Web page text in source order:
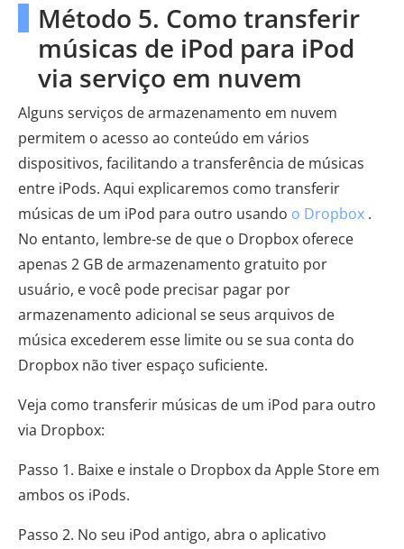
Método 5. Como transferir
músicas de iPod para iPod
via serviço em nuvem
Alguns serviços de armazenamento em nuvem
permitem o acesso ao conteúdo em vários
dispositivos, facilitando a transferência de músicas
entre iPods. Aqui explicaremos como transferir
músicas de um iPod para outro usando o Dropbox .
No entanto, lembre-se de que o Dropbox oferece
apenas 2 GB de armazenamento gratuito por
usuário, e você pode precisar pagar por
armazenamento adicional se seus arquivos de
música excederem esse limite ou se sua conta do
Dropbox não tiver espaço suficiente.
Veja como transferir músicas de um iPod para outro
via Dropbox:
Passo 1. Baixe e instale o Dropbox da Apple Store em
ambos os iPods.
Passo 2. No seu iPod antigo, abra o aplicativo